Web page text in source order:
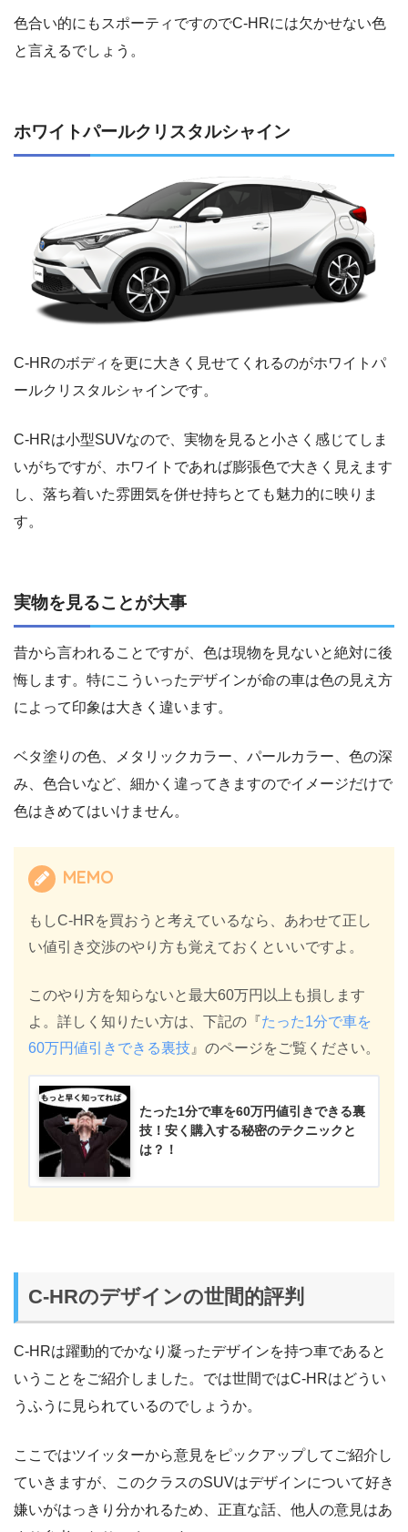
色合い的にもスポーティですのでC-HRには欠かせない色
と言えるでしょう。
ホワイトパールクリスタルシャイン
C-HRのボディを更に大きく見せてくれるのがホワイトパ
ールクリスタルシャインです。
C-HRは小型SUVなので、実物を見ると小さく感じてしま
いがちですが、ホワイトであれば膨張色で大きく見えます
し、落ち着いた雰囲気を併せ持ちとても魅力的に映りま
す。
実物を見ることが大事
昔から言われることですが、色は現物を見ないと絶対に後
悔します。特にこういったデザインが命の車は色の見え方
によって印象は大きく違います。
ベタ塗りの色、メタリックカラー、パールカラー、色の深
み、色合いなど、細かく違ってきますのでイメージだけで
色はきめてはいけません。
MEMO
もしC-HRを買おうと考えているなら、あわせて正し
い値引き交渉のやり方も覚えておくといいですよ。
このやり方を知らないと最大60万円以上も損します
よ。詳しく知りたい方は、下記の『たった1分で車を
60万円値引きできる裏技 』のページをご覧ください。
たった1分で車を60万円値引きできる裏
技！安く購入する秘密のテクニックと
は？！
C-HRのデザインの世間的評判
C-HRは躍動的でかなり凝ったデザインを持つ車であると
いうことをご紹介しました。では世間ではC-HRはどうい
うふうに見られているのでしょうか。
ここではツイッターから意見をピックアップしてご紹介し
ていきますが、このクラスのSUVはデザインについて好き
嫌いがはっきり分かれるため、正直な話、他人の意見はあ